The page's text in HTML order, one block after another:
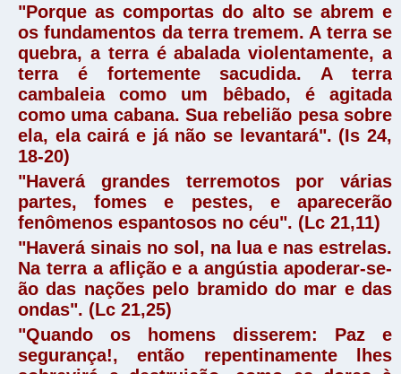
"Porque as comportas do alto se abrem e
os fundamentos da terra tremem. A terra se
quebra, a terra é abalada violentamente, a
terra é fortemente sacudida. A terra
cambaleia como um bêbado, é agitada
como uma cabana. Sua rebelião pesa sobre
ela, ela cairá e já não se levantará". (Is 24,
18-20)
"Haverá grandes terremotos por várias
partes, fomes e pestes, e aparecerão
fenômenos espantosos no céu". (Lc 21,11)
"Haverá sinais no sol, na lua e nas estrelas.
Na terra a aflição e a angústia apoderar-se-
ão das nações pelo bramido do mar e das
ondas". (Lc 21,25)
"Quando os homens disserem: Paz e
segurança!, então repentinamente lhes